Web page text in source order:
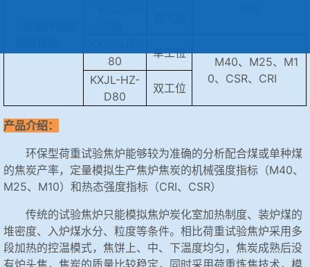
80
单工位
M40、M25、M1
0、CSR、CRI
KXJL-HZ-
D80
双工位
产品介绍：
环保型荷重试验焦炉能够较为准确的分析配合煤或单种煤
的焦炭产率，定量模拟生产焦炉焦炭的机械强度指标（M40、
M25、M10）和热态强度指标（CRI、CSR）
传统的试验焦炉只能模拟焦炉炭化室加热制度、装炉煤的
堆密度、入炉煤水分、粒度等条件。相比荷重试验焦炉采用多
段加热的控温模式，焦饼上、中、下温度均匀，焦炭成熟后没
有炉头焦，焦炭的质量比较稳定，同时采用荷重炼焦技术，模